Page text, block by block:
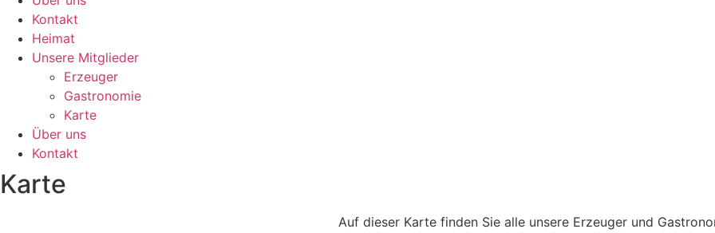
Kontakt
Heimat
Unsere Mitglieder
Erzeuger
Gastronomie
Karte
Über uns
Kontakt
Karte
Auf dieser Karte finden Sie alle unsere Erzeuger und